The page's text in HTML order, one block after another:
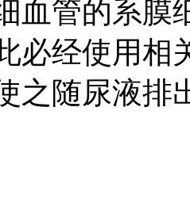
血管的系膜
必经使用相
之随尿液排